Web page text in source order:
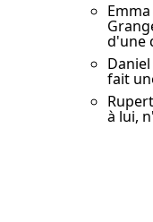
d'une
fait
à lui,